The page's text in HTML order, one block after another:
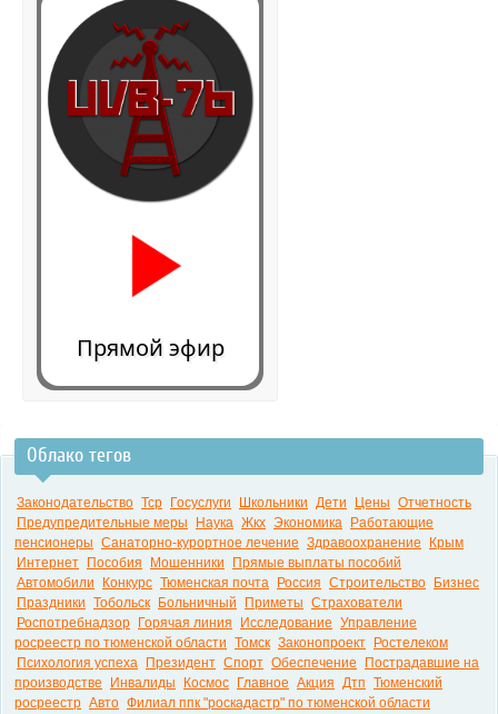
Прямой эфир
Облако тегов
Законодательство Тср Госуслуги Школьники Дети Цены Отчетность
Предупредительные меры
Наука Жкх Экономика
Работающие
пенсионеры Санаторно-курортное лечение Здравоохранение
Крым
Интернет
Пособия Мошенники
Прямые выплаты пособий
Автомобили
Конкурс Тюменская почта Россия Строительство
Бизнес
Праздники Тобольск Больничный Приметы Страхователи
Роспотребнадзор
Горячая линия Исследование Управление
росреестр по тюменской области Томск Законопроект
Ростелеком
Психология успеха
Президент Спорт Обеспечение
Пострадавшие на
производстве
Инвалиды Космос Главное Акция Дтп Тюменский
росреестр Авто Филиал ппк "роскадастр" по тюменской области